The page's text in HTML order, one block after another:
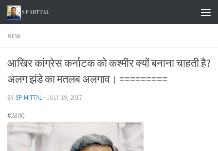
Skip to content
NEW
आखिर कांग्रेस कर्नाटक को कश्मीर क्यों बनाना चाहती है?
अलग झंडे का मतलब अलगाव। =========
BYSP MITTAL · JULY 19, 2017
#2800